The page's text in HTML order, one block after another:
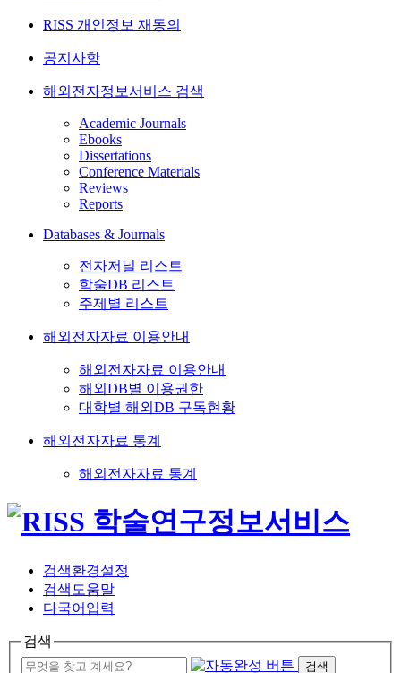
RISS 개인정보 재동의
공지사항
해외전자정보서비스 검색
Academic Journals
Ebooks
Dissertations
Conference Materials
Reviews
Reports
Databases & Journals
전자저널 리스트
학술DB 리스트
주제별 리스트
해외전자자료 이용안내
해외전자자료 이용안내
해외DB별 이용권한
대학별 해외DB 구독현황
해외전자자료 통계
해외전자자료 통계
검색환경설정
검색도움말
다국어입력
검색
검색